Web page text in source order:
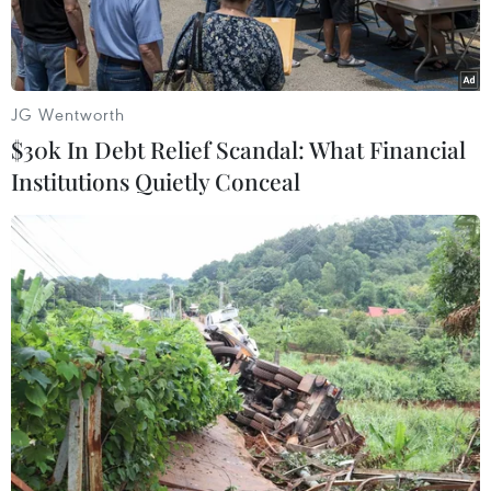
bị XR.
(Nguồn: Businesstoday)
Ngày 28/2, Giám đốc Điều hành (CEO) tập đoàn
Meta Platforms, ông Mark Zuckerberg, đã gặp
lãnh đạo LG Electronics tại thủ đô Seoul của
Hàn Quốc để thảo luận về việc xây dựng mối
JG Wentworth
$30k In Debt Relief Scandal: What Financial
Institutions Quietly Conceal